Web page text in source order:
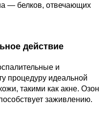
— белков, отвечающих
действие
и
процедуру идеальной
такими как акне. Озон
заживлению.